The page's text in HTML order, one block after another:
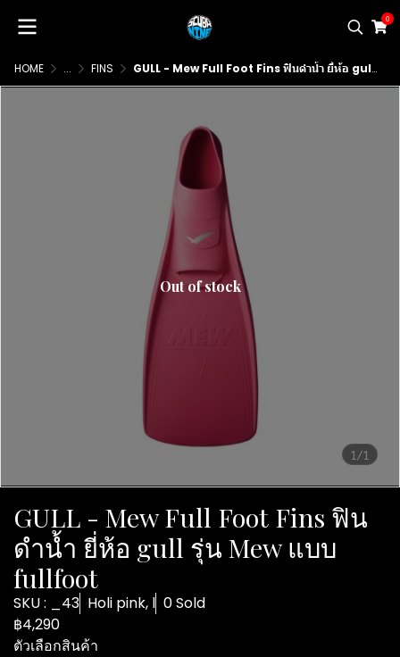
0
HOME ... FINS GULL - Mew Full Foot Fins ฟินดำน้ำ ยี่ห้อ gull รุ่น Mew แบบ fullfoot
1/1
Out of stock
GULL - Mew Full Foot Fins ฟิน
ดำน้ำ ยี่ห้อ gull รุ่น Mew แบบ
fullfoot
SKU : _43 Holi pink, l 0 Sold
฿4,290
ตัวเลือกสินค้า